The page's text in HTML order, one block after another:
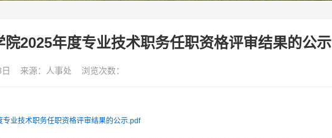
院2025年度专业技术职务任职资格评审结果的公示
日 来源：人事处 浏览次数：
业技术职务任职资格评审结果的公示.pdf